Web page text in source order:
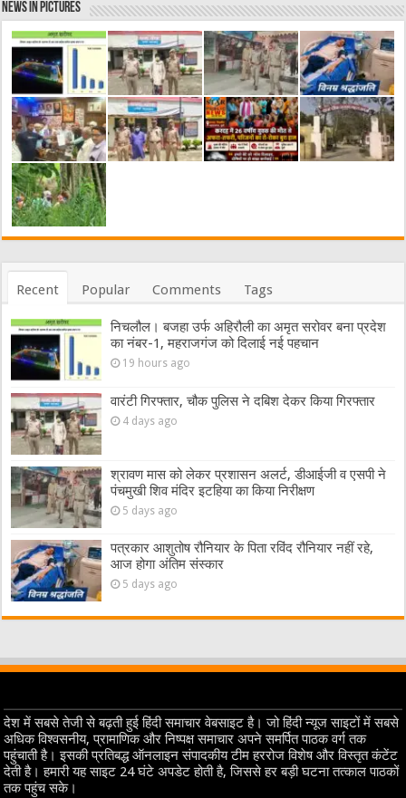
News in Pictures
Recent Popular Comments Tags
निचलौल। बजहा उर्फ अहिरौली का अमृत सरोवर बना प्रदेश
का नंबर-1, महराजगंज को दिलाई नई पहचान
19 hours ago
वारंटी गिरफ्तार, चौक पुलिस ने दबिश देकर किया गिरफ्तार
4 days ago
श्रावण मास को लेकर प्रशासन अलर्ट, डीआईजी व एसपी ने
पंचमुखी शिव मंदिर इटहिया का किया निरीक्षण
5 days ago
पत्रकार आशुतोष रौनियार के पिता रविंद रौनियार नहीं रहे,
आज होगा अंतिम संस्कार
5 days ago
देश में सबसे तेजी से बढ़ती हुई हिंदी समाचार वेबसाइट है। जो हिंदी न्यूज साइटों में सबसे
अधिक विश्वसनीय, प्रामाणिक और निष्पक्ष समाचार अपने समर्पित पाठक वर्ग तक
पहुंचाती है। इसकी प्रतिबद्ध ऑनलाइन संपादकीय टीम हररोज विशेष और विस्तृत कंटेंट
देती है। हमारी यह साइट 24 घंटे अपडेट होती है, जिससे हर बड़ी घटना तत्काल पाठकों
तक पहुंच सके।